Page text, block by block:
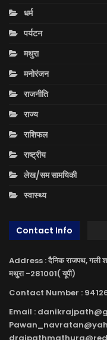
धर्म
पर्यटन
मथुरा
मनोरंजन
राजनीति
राज्य
राशिफल
राष्ट्रीय
लेख/सम सामयिकी
स्वास्थ्य
Contact Info
Address : दैनिक राजपथ, गली
मथुरा -281001( यूपी)
Contact Number :
Email :